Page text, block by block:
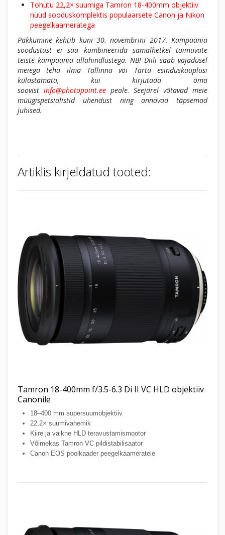
Tohutu 22,2× suumiga Tamron 18-400mm objektiiv
nüüd sooduskomplektis populaarsete Canon ja Nikon
peegelkaameratega
Pakkumine kehtib kuni 30. novembrini 2017. Kampaania
soodustust ei saa kombineerida samalhetkel toimuvate
teiste kampaania allahindlustega. NB! Diili saab vajadusel
meiega teha ilma Tallinna või Tartu esinduskauplusi
külastamata, kui kirjutada oma
soovist info@photopoint.eepeale. Seejärel võtavad meie
müügispetsialistid ühendust ning annavad täpsemad
juhised.
Artiklis kirjeldatud tooted:
Tamron 18-400mm f/3.5-6.3 Di II VC HLD objektiiv
Canonile
18–400 mm supersuumobjektiiv
22,2× suumivahemik
Kiire ja vaikne HLD teravustamismootor
Võimekas Tamron VC pildistabilisaator
Canon EOS poolkaader peegelkaameratele